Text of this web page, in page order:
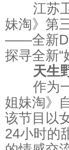
江苏卫
妹淘》第
——全新D-
探寻全新“
天生野
作为一
姐妹淘》
该节目以
24小时的